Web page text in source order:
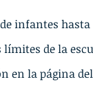
infantes
de la
en la página